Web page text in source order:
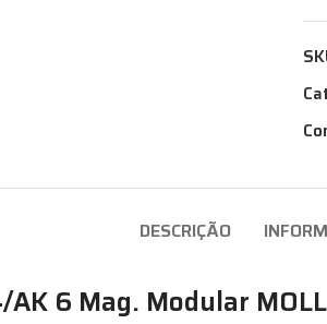
DESCRIÇÃO
6 Mag. Modular